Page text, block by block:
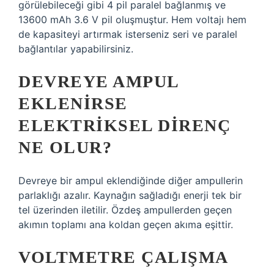
görülebileceği gibi 4 pil paralel bağlanmış ve
13600 mAh 3.6 V pil oluşmuştur. Hem voltajı hem
de kapasiteyi artırmak isterseniz seri ve paralel
bağlantılar yapabilirsiniz.
DEVREYE AMPUL
EKLENIRSE
ELEKTRIKSEL DIRENÇ
NE OLUR?
Devreye bir ampul eklendiğinde diğer ampullerin
parlaklığı azalır. Kaynağın sağladığı enerji tek bir
tel üzerinden iletilir. Özdeş ampullerden geçen
akımın toplamı ana koldan geçen akıma eşittir.
VOLTMETRE ÇALIŞMA